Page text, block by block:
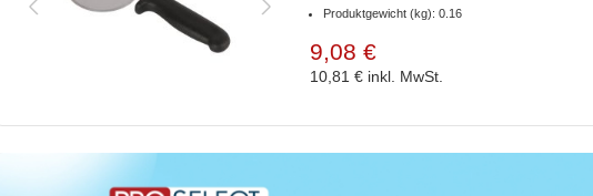
Produktgewicht (kg): 0.16
9,08 €
10,81 € inkl. MwSt.